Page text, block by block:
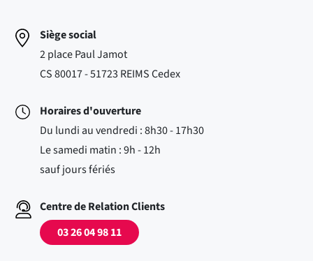
Siège social
2 place Paul Jamot
CS 80017 - 51723 REIMS Cedex
Horaires d'ouverture
Du lundi au vendredi : 8h30 - 17h30
Le samedi matin : 9h - 12h
sauf jours fériés
Centre de Relation Clients
03 26 04 98 11